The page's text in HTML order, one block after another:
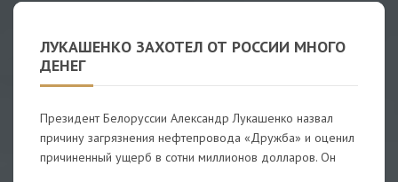
ЛУКАШЕНКО ЗАХОТЕЛ ОТ РОССИИ МНОГО
ДЕНЕГ
Президент Белоруссии Александр Лукашенко назвал
причину загрязнения нефтепровода «Дружба» и оценил
причиненный ущерб в сотни миллионов долларов. Он